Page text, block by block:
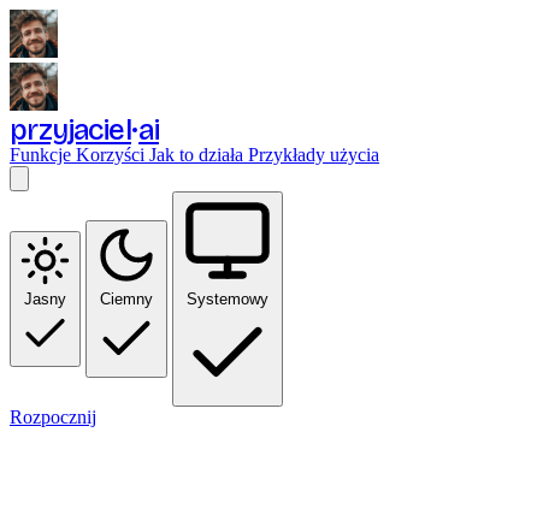
przyjaciel ai
Funkcje Korzyści Jak to działa Przykłady użycia
Jasny Ciemny Systemowy
Rozpocznij